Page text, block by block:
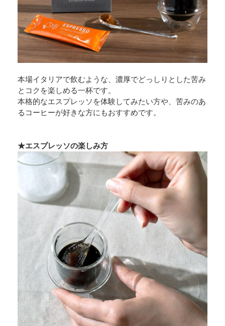
本場イタリアで飲むような、濃厚でどっしりとした苦み
とコクを楽しめる一杯です。
本格的なエスプレッソを体験してみたい方や、苦みのあ
るコーヒーが好きな方にもおすすめです。
★エスプレッソの楽しみ方